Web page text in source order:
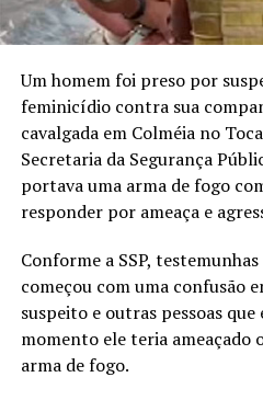
Um homem foi preso por
feminicídio contra sua
cavalgada em Colméia no
Secretaria da Segurança
portava uma arma de fogo
responder por ameaça e
Conforme a SSP,
começou com uma confusão
suspeito e outras pessoas
momento ele teria ameaçado
arma de fogo.